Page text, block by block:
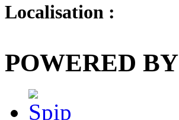
Localisation :
POWERED BY